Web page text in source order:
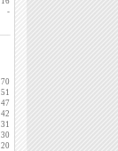
-
70
51
47
42
31
30
20